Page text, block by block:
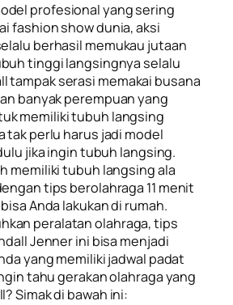
profesional yang sering
fashion showdunia, aksi
berhasil memukau jutaan
tinggi langsingnya selalu
tampak serasi memakai busana
banyak perempuan yang
memiliki tubuh langsing
tak perlu harus jadi model
jika ingin tubuh langsing.
memiliki tubuh langsing ala
tips berolahraga 11 menit
Anda lakukan di rumah.
peralatan olahraga, tips
Jenner ini bisa menjadi
yang memiliki jadwal padat
tahu gerakan olahraga yang
Simak di bawah ini: